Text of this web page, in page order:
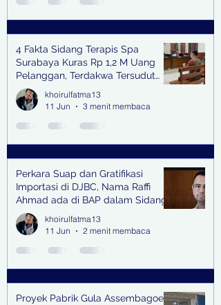
4 Fakta Sidang Terapis Spa
Surabaya Kuras Rp 1,2 M Uang
Pelanggan, Terdakwa Tersudut
oleh Keterangan Saksi Kunci
khoirulfatma13
11 Jun
3 menit membaca
Perkara Suap dan Gratifikasi
Importasi di DJBC, Nama Raffi
Ahmad ada di BAP dalam Sidang
khoirulfatma13
11 Jun
2 menit membaca
Proyek Pabrik Gula Assembagoes